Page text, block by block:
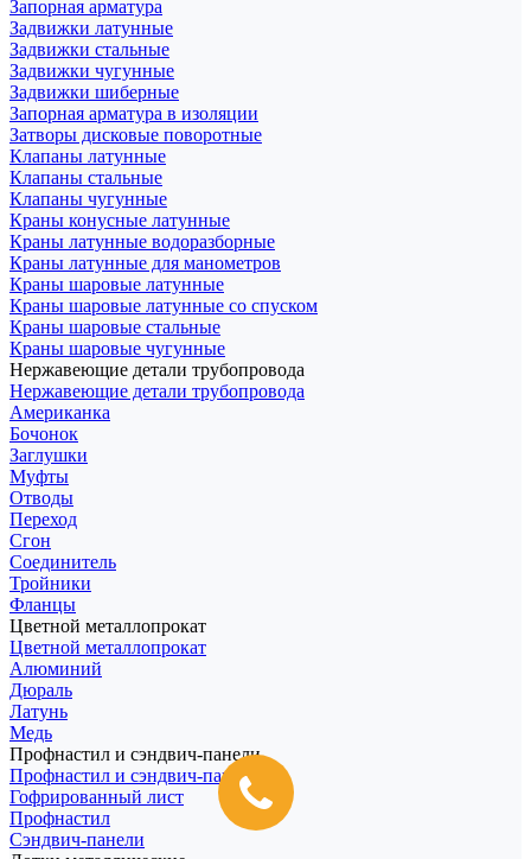
Запорная арматура
Задвижки латунные
Задвижки стальные
Задвижки чугунные
Задвижки шиберные
Запорная арматура в изоляции
Затворы дисковые поворотные
Клапаны латунные
Клапаны стальные
Клапаны чугунные
Краны конусные латунные
Краны латунные водоразборные
Краны латунные для манометров
Краны шаровые латунные
Краны шаровые латунные со спуском
Краны шаровые стальные
Краны шаровые чугунные
Нержавеющие детали трубопровода
Нержавеющие детали трубопровода
Американка
Бочонок
Заглушки
Муфты
Отводы
Переход
Сгон
Соединитель
Тройники
Фланцы
Цветной металлопрокат
Цветной металлопрокат
Алюминий
Дюраль
Латунь
Медь
Профнастил и сэндвич-панели
Профнастил и сэндвич-панели
Гофрированный лист
Профнастил
Сэндвич-панели